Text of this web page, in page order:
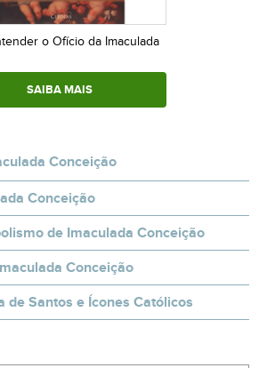
o Ofício da Imaculada
SAIBA MAIS
Conceição
Conceição
de Imaculada Conceição
Conceição
de Santos e Ícones Católicos